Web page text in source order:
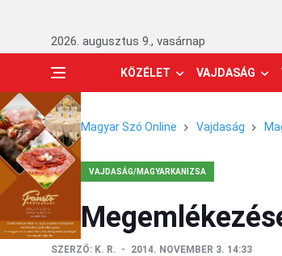
2026. augusztus 9., vasárnap
KÖZÉLET VAJDASÁG
Magyar Szó Online Vajdaság
VAJDASÁG/MAGYARKANIZSA
SZERZŐ: K. R. 2014. NOVEMBER 3. 14:33